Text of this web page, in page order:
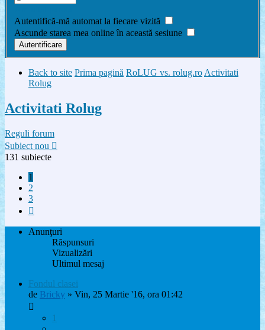
Autentifică-mă automat la fiecare vizită
Ascunde starea mea online în această sesiune
Back to site Prima pagină RoLUG vs. rolug.roActivitati
Rolug
Activitati Rolug
Reguli forum
Subiect nou
131 subiecte
1
2
3
Anunţuri
Răspunsuri
Vizualizări
Ultimul mesaj
Fondul clasei
de Bricky » Vin, 25 Martie '16, ora 01:42
1